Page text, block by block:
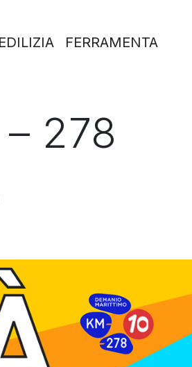
EDILIZIA FERRAMENTA
278